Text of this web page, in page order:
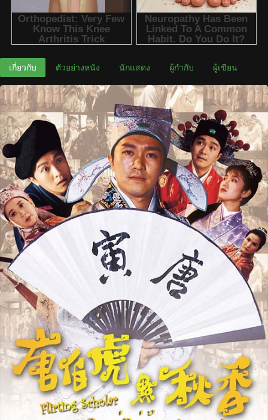
เกี่ยวกับ ตัวอย่างหนัง นักแสดง ผู้กำกับ ผู้เขียน